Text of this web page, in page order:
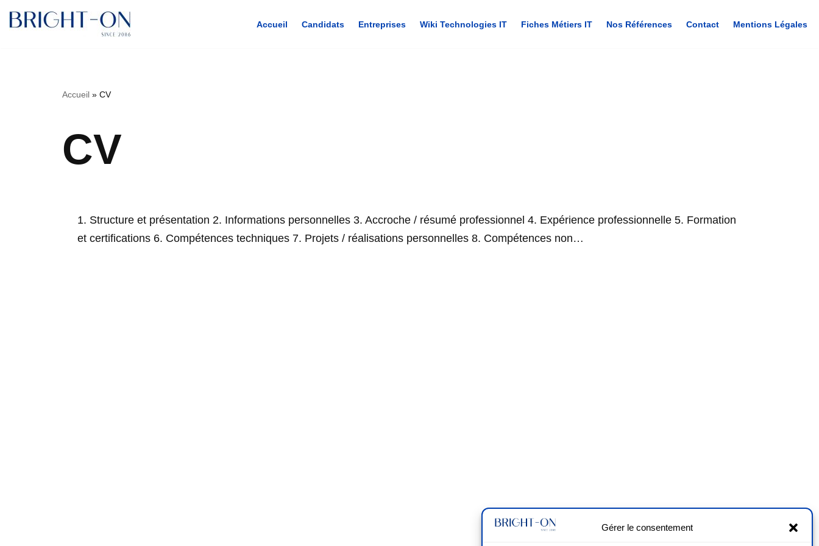
Gérer le consentement
Accueil Candidats Entreprises Wiki Technologies IT Fiches Métiers IT Nos Références Contact Mentions Légales
Accueil » CV
CV
1. Structure et présentation 2. Informations personnelles 3. Accroche / résumé professionnel 4. Expérience professionnelle 5. Formation
et certifications 6. Compétences techniques 7. Projets / réalisations personnelles 8. Compétences non…